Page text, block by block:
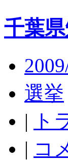
千葉
選挙
|
ト
| コ